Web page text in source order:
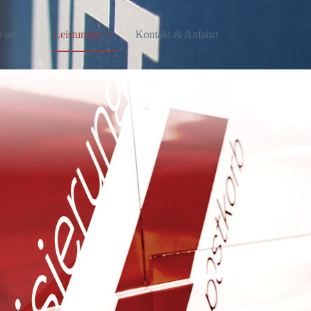
Leistungen Kontakt & Anfahrt